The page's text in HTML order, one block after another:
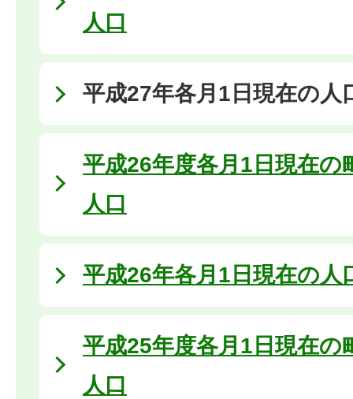
人口
平成27年各月1日現在の人
平成26年度各月1日現在の
人口
平成26年各月1日現在の人
平成25年度各月1日現在の
人口